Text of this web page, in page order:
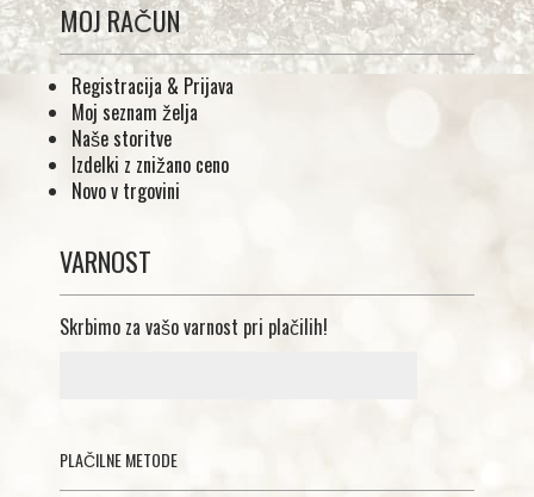
MOJ RAČUN
Registracija & Prijava
Moj seznam želja
Naše storitve
Izdelki z znižano ceno
Novo v trgovini
VARNOST
Skrbimo za vašo varnost pri plačilih!
PLAČILNE METODE